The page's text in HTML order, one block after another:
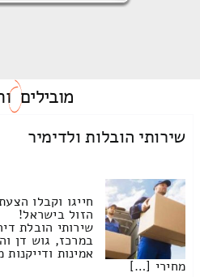
מובילים
שירותי הובלות ולדימיר
חייגו וקבלו
הזול בישראל!
שירותי הובלת
במרכז, גוש דן
אמינות
מחירי […]